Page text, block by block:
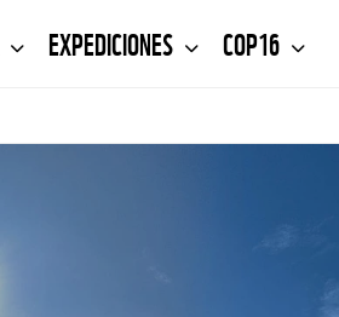
EXPEDICIONES COP16